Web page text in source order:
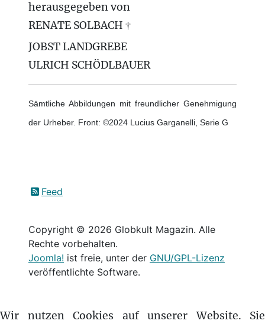
herausgegeben von
RENATE SOLBACH †
JOBST LANDGREBE
ULRICH SCHÖDLBAUER
Sämtliche Abbildungen mit freundlicher Genehmigung
der Urheber. Front: ©2024 Lucius Garganelli, Serie G
Feed
Copyright © 2026 Globkult Magazin. Alle
Rechte vorbehalten.
Joomla! ist freie, unter der GNU/GPL-Lizenz
veröffentlichte Software.
Wir nutzen Cookies auf unserer Website.